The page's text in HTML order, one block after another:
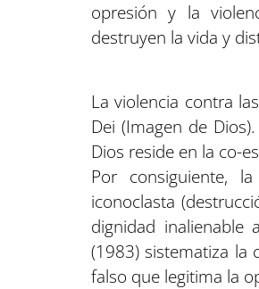
opresión y la
destruyen la vida y
La violencia contra
Dei (Imagen de
Dios reside en la co-
Por consiguiente,
iconoclasta
dignidad inalienable
(1983) sistematiza la
falso que legitima la